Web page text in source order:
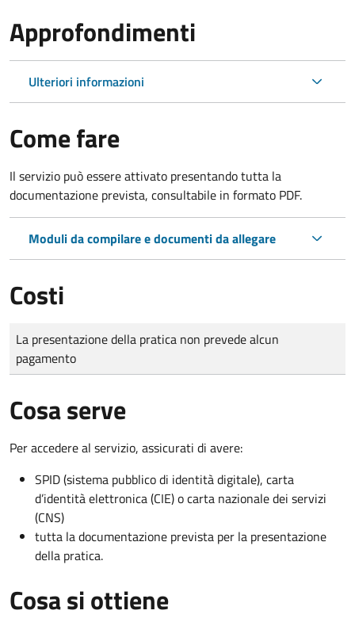
Approfondimenti
Ulteriori informazioni
Come fare
Il servizio può essere attivato presentando tutta la
documentazione prevista, consultabile in formato PDF.
Moduli da compilare e documenti da allegare
Costi
Tipo di pagamento
Importo
La presentazione della pratica non prevede alcun
pagamento
Cosa serve
Per accedere al servizio, assicurati di avere:
SPID (sistema pubblico di identità digitale), carta
d’identità elettronica (CIE) o carta nazionale dei servizi
(CNS)
tutta la documentazione prevista per la presentazione
della pratica.
Cosa si ottiene